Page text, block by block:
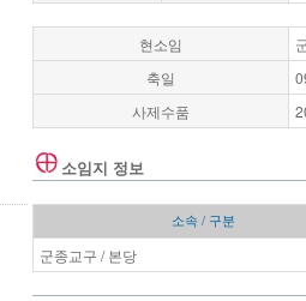
현소임
축일
사제수품
소임지 정보
소속 / 구분
군종교구 / 본당